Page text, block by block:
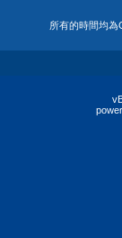
所有的時間均為